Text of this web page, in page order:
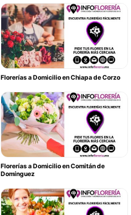
Florerías a Domicilio en Chiapa de Corzo
Florerías a Domicilio en Comitán de
Domínguez